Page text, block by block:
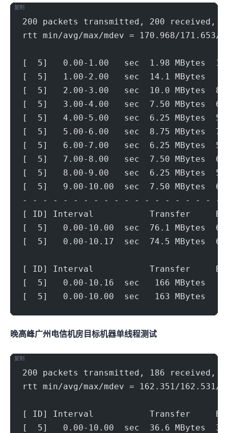
200 packets transmitted, 200 received,
rtt min/avg/max/mdev = 170.968/171.653/
[  5]   0.00-1.00   sec  1.98
[  5]   1.00-2.00   sec  14.1
[  5]   2.00-3.00   sec  10.0 MBytes
[  5]   3.00-4.00   sec  7.50 MBytes
[  5]   4.00-5.00   sec  6.25 MBytes
[  5]   5.00-6.00   sec  8.75 MBytes
[  5]   6.00-7.00   sec  6.25 MBytes
[  5]   7.00-8.00   sec  7.50
[  5]   8.00-9.00   sec  6.25
[  5]   9.00-10.00  sec  7.50
- - - - - - - - - - - - - - - - - - - -
[ ID] Interval           Transfer
[  5]   0.00-10.00  sec  76.1 MBytes
[  5]   0.00-10.17  sec  74.5 MBytes
[ ID] Interval           Transfer
[  5]   0.00-10.16  sec   166 MBytes
[  5]   0.00-10.00  sec   163 MBytes
复制
晚高峰广州电信机房(500Mbps)目标机器 IPERF3单线程测试
200 packets transmitted, 186 received,
rtt min/avg/max/mdev = 162.351/162.531/
[ ID] Interval           Transfer
[  5]   0.00-10.00  sec  36.6 MBytes
复制